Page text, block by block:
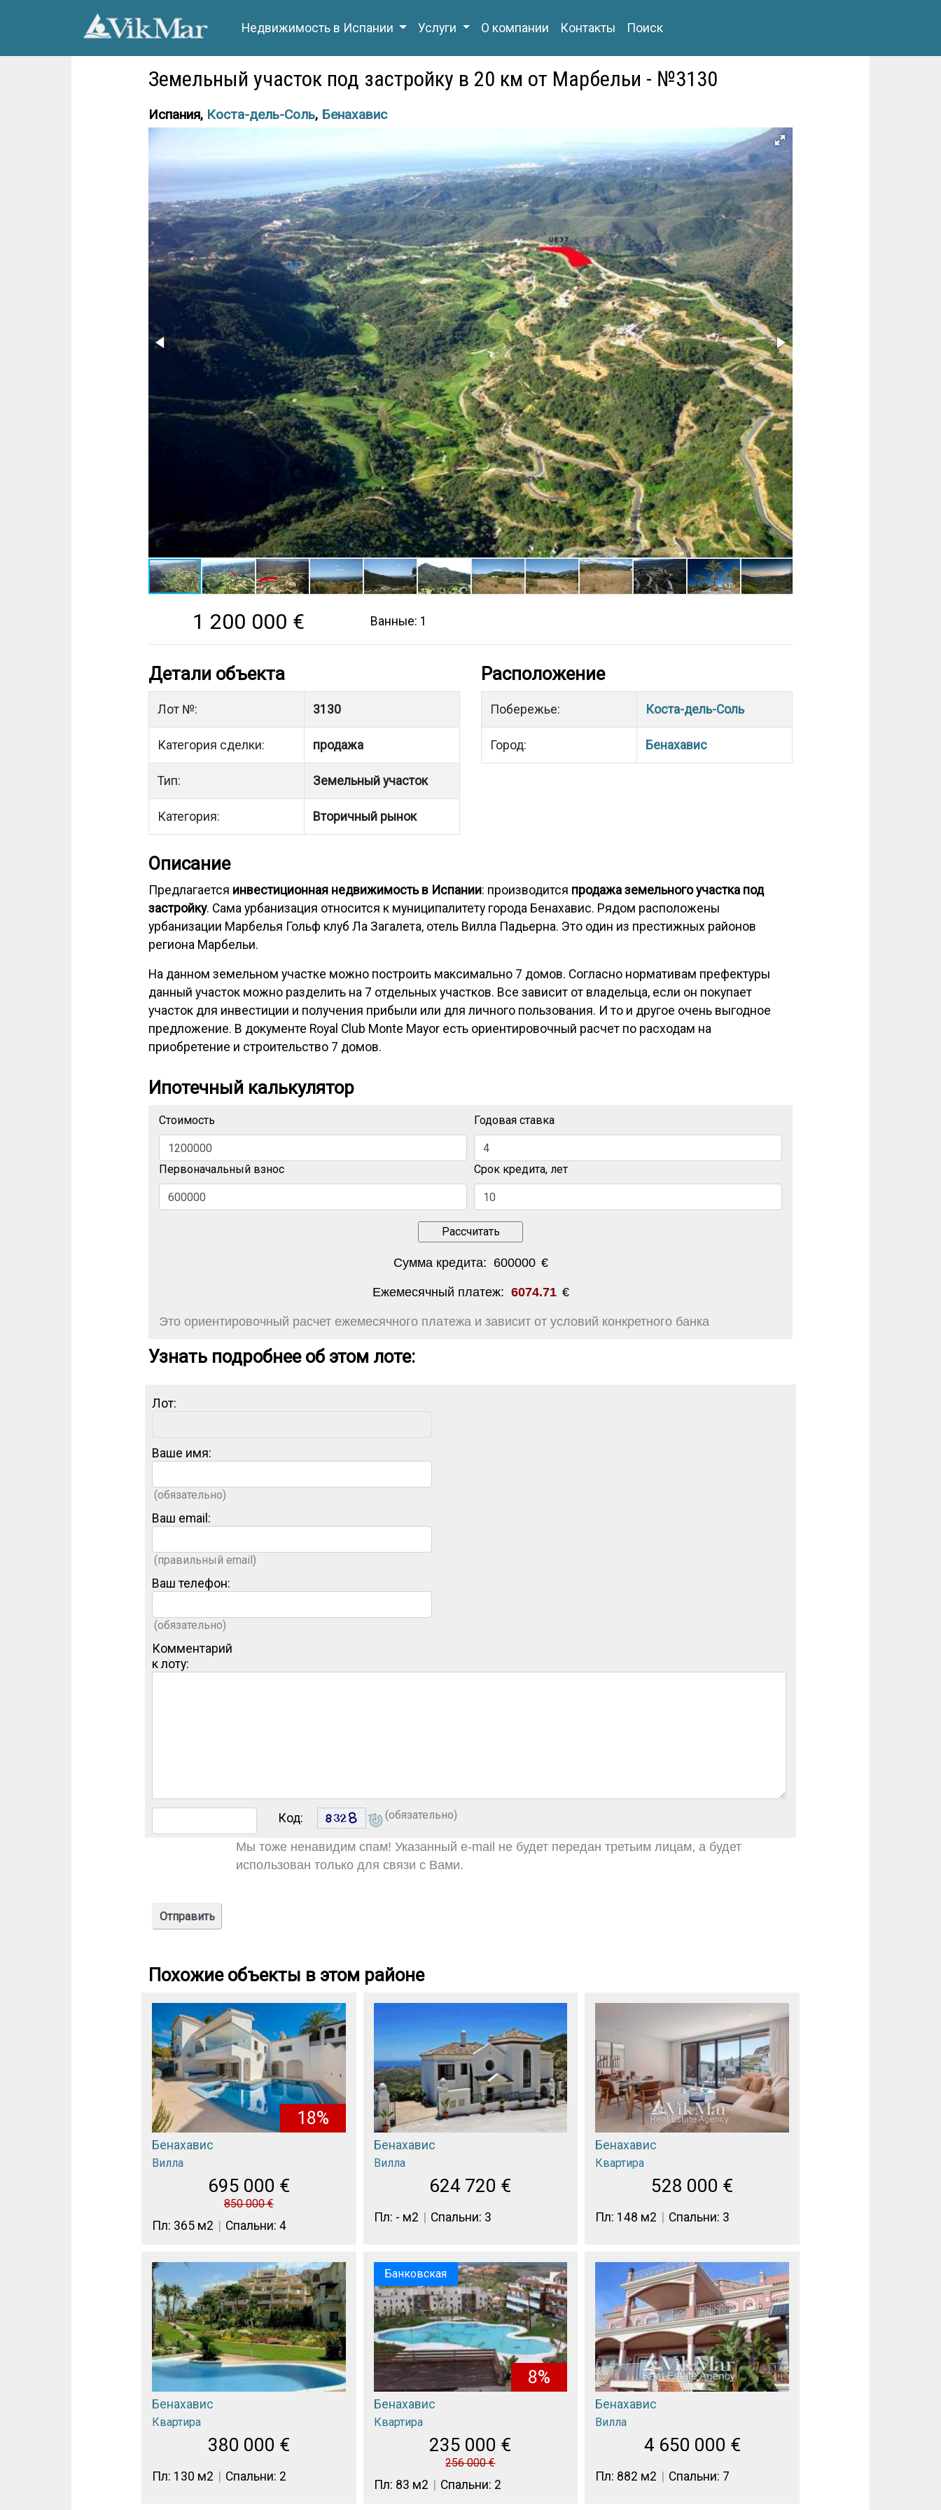
Недвижимость в Испании Услуги О компании Контакты Поиск
Земельный участок под застройку в 20 км от Марбельи - №3130
Испания, Коста-дель-Соль, Бенахавис
1 200 000 € Ванные: 1
Детали объекта
Лот №: 3130
Категория сделки: продажа
Тип: Земельный участок
Категория: Вторичный рынок
Расположение
Побережье: Коста-дель-Соль
Город: Бенахавис
Описание
Предлагается инвестиционная недвижимость в Испании: производится продажа земельного участка под
застройку. Сама урбанизация относится к муниципалитету города Бенахавис. Рядом расположены
урбанизации Марбелья Гольф клуб Ла Загалета, отель Вилла Падьерна. Это один из престижных районов
региона Марбельи.
На данном земельном участке можно построить максимально 7 домов. Согласно нормативам префектуры
данный участок можно разделить на 7 отдельных участков. Все зависит от владельца, если он покупает
участок для инвестиции и получения прибыли или для личного пользования. И то и другое очень выгодное
предложение. В документе Royal Club Monte Mayor есть ориентировочный расчет по расходам на
приобретение и строительство 7 домов.
Ипотечный калькулятор
Стоимость
Первоначальный взнос
Годовая ставка
Срок кредита, лет
Сумма кредита: 600000 €
Ежемесячный платеж: 6074.71 €
Это ориентировочный расчет ежемесячного платежа и зависит от условий конкретного банка
Узнать подробнее об этом лоте:
Лот:
Ваше имя:
(обязательно)
Ваш email:
(правильный email)
Ваш телефон:
(обязательно)
Комментарий
к лоту:
Код: (обязательно)
Мы тоже ненавидим спам! Указанный e-mail не будет передан третьим лицам, а будет
использован только для связи с Вами.
Похожие объекты в этом районе
18%
Бенахавис
Вилла
695 000 €
850 000€
Пл: 365 м2 Спальни: 4
Бенахавис
Вилла
624 720 €
Пл: - м2 Спальни: 3
Бенахавис
Квартира
528 000 €
Пл: 148 м2 Спальни: 3
Бенахавис
Квартира
380 000 €
Пл: 130 м2 Спальни: 2
Банковская
8%
Бенахавис
Квартира
235 000 €
256 000€
Пл: 83 м2 Спальни: 2
Бенахавис
Вилла
4 650 000 €
Пл: 882 м2 Спальни: 7